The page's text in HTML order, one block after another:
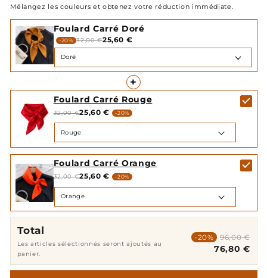
Mélangez les couleurs et obtenez votre réduction immédiate.
Foulard Carré Doré
-20% 32,00 €25,60 €
+
Foulard Carré Rouge
32,00 €25,60 € -20%
Foulard Carré Orange
32,00 €25,60 € -20%
Total
Les articles sélectionnés seront ajoutés au
panier.
-20% 96,00 €
76,80 €